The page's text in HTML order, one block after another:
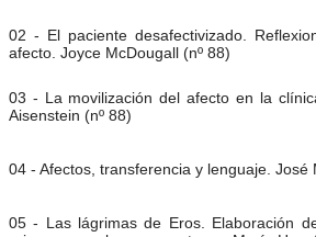
02 - El paciente desafectivizado.
afecto. Joyce McDougall (nº 88)
03 - La movilización del afecto en la
Aisenstein (nº 88)
04 - Afectos, transferencia y lenguaje. José
05 - Las lágrimas de Eros. Elaboración